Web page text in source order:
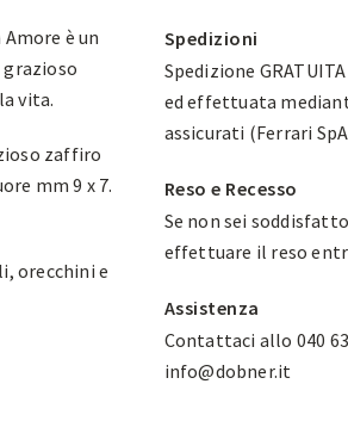
è un
vita.
zaffiro
mm 9 x 7.
orecchini e
Spedizioni
Spedizione
ed effettuata
assicurati (Ferrari
Reso e Recesso
Se non sei
effettuare il reso
Assistenza
Contattaci allo 040
info@dobner.it